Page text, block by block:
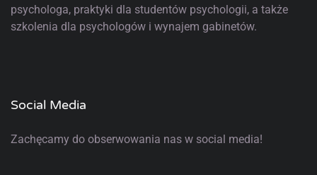
psychologa, praktyki dla studentów psychologii, a także
szkolenia dla psychologów i wynajem gabinetów.
Social Media
Zachęcamy do obserwowania nas w social media!